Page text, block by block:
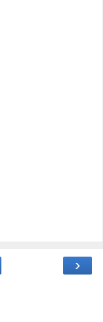
›